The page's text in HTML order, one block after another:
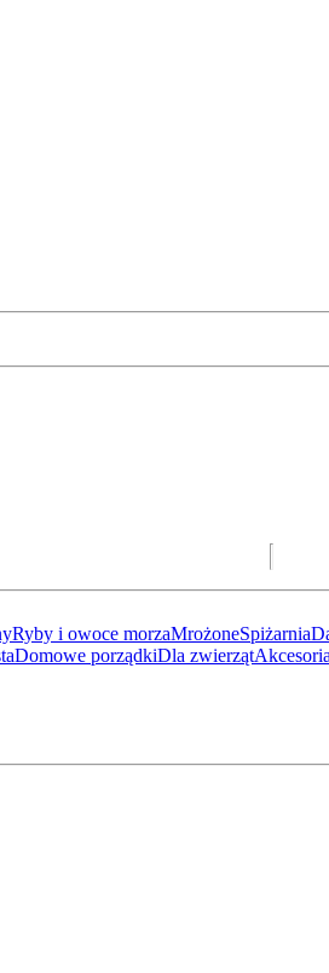
Ryby i owoce morzaMrożoneSpiżarnia
Domowe porządkiDla zwierząt